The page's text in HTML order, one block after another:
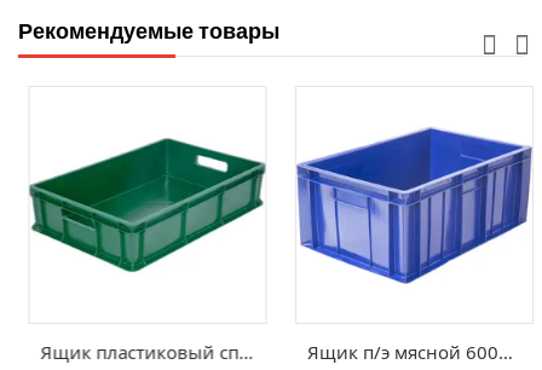
Рекомендуемые товары
Ящик п/э 600х400х200 сплошной, Е2 цв. красный Ящик пластиковый сплошной 600х400х140 мм